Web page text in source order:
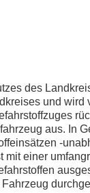
des
und wird
aus. In
-
mit einer